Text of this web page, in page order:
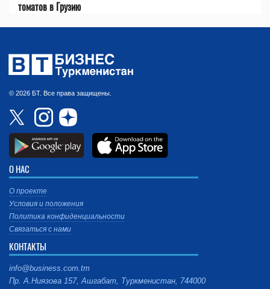
томатов в Грузию
© 2026 БТ. Все права защищены.
О НАС
О проекте
Условия и положения
Политика конфиденциальности
Связаться с нами
КОНТАКТЫ
info@business.com.tm
Пр. А.Ниязова 157, Ашгабат, Туркменистан, 744000